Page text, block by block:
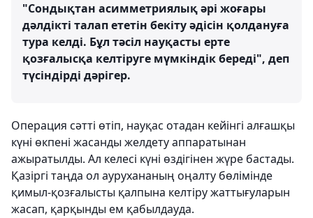
"Сондықтан асимметриялық әрі жоғары
дәлдікті талап ететін бекіту әдісін қолдануға
тура келді. Бұл тәсіл науқасты ерте
қозғалысқа келтіруге мүмкіндік береді", деп
түсіндірді дәрігер.
Операция сәтті өтіп, науқас отадан кейінгі алғашқы
күні өкпені жасанды желдету аппаратынан
ажыратылды. Ал келесі күні өздігінен жүре бастады.
Қазіргі таңда ол аурухананың оңалту бөлімінде
қимыл-қозғалысты қалпына келтіру жаттығуларын
жасап, қарқынды ем қабылдауда.